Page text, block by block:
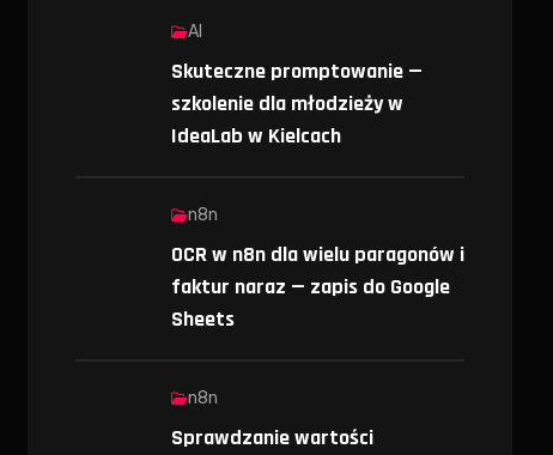
AI
Skuteczne promptowanie —
szkolenie dla młodzieży w
IdeaLab w Kielcach
n8n
OCR w n8n dla wielu paragonów i
faktur naraz — zapis do Google
Sheets
n8n
Sprawdzanie wartości